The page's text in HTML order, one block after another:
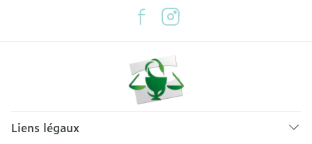
Liens légaux